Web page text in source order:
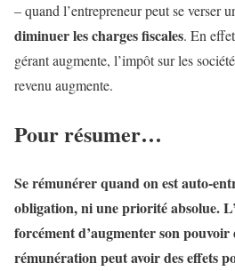
– quand l’entrepreneur peut se verser
diminuer les charges fiscales. En
gérant augmente, l’impôt sur les
revenu augmente.
Pour résumer…
Se rémunérer quand on est auto-
obligation, ni une priorité absolue.
forcément d’augmenter son
rémunération peut avoir des effets